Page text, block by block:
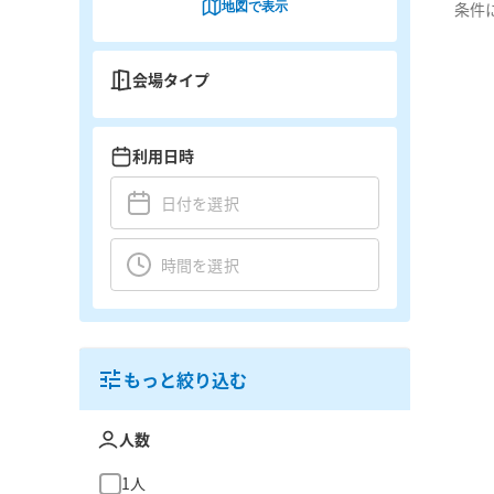
条件
地図で表示
会場タイプ
利用日時
もっと絞り込む
人数
1人